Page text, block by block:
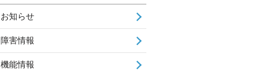
お知らせ
障害情報
機能情報